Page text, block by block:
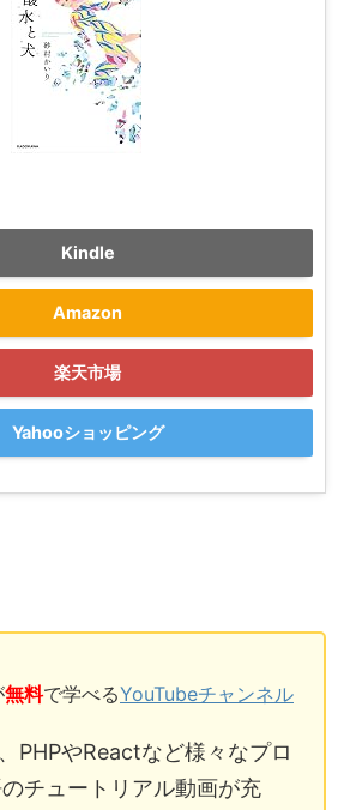
Kindle
Amazon
楽天市場
Yahooショッピング
無料で学べるYouTubeチャンネル
PHPやReactなど様々なプロ
チュートリアル動画が充